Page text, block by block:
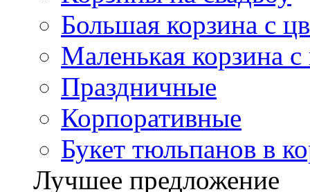
Большая корзина с
Маленькая корзина
Праздничные
Корпоративные
Букет тюльпанов в
Лучшее предложение